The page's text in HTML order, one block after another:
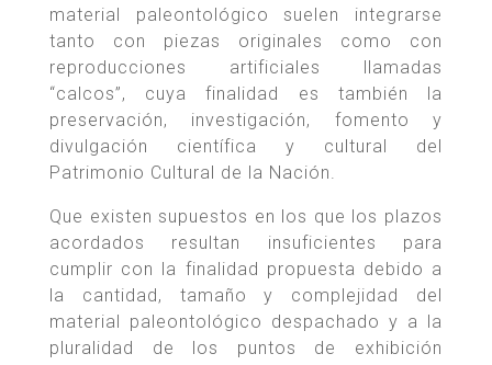
material paleontológico suelen integrarse
tanto con piezas originales como con
reproducciones artificiales llamadas
“calcos”, cuya finalidad es también la
preservación, investigación, fomento y
divulgación científica y cultural del
Patrimonio Cultural de la Nación.
Que existen supuestos en los que los plazos
acordados resultan insuficientes para
cumplir con la finalidad propuesta debido a
la cantidad, tamaño y complejidad del
material paleontológico despachado y a la
pluralidad de los puntos de exhibición